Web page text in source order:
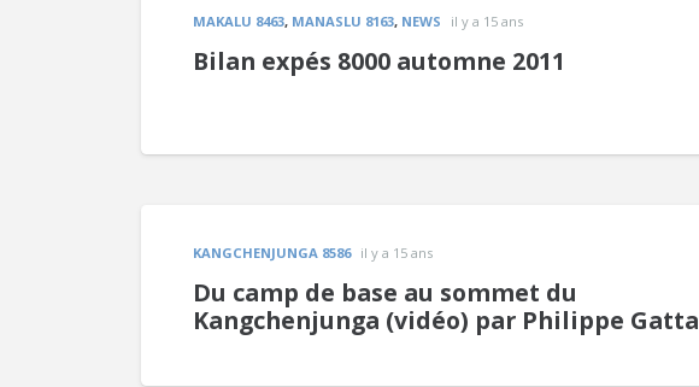
MAKALU 8463, MANASLU 8163, NEWS il y a 15 ans
Bilan expés 8000 automne 2011
KANGCHENJUNGA 8586 il y a 15 ans
Du camp de base au sommet du
Kangchenjunga (vidéo) par Philippe Gatta